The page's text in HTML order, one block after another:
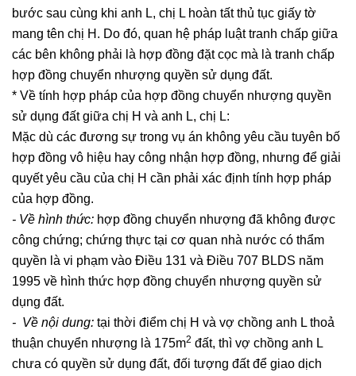
bước sau cùng khi anh L, chị L hoàn tất thủ tục giấy tờ
mang tên chị H. Do đó, quan hệ pháp luật tranh chấp giữa
các bên không phải là hợp đồng đặt cọc mà là tranh chấp
hợp đồng chuyển nhượng quyền sử dụng đất.
* Về tính hợp pháp của hợp đồng chuyển nhượng quyền
sử dụng đất giữa chị H và anh L, chị L:
Mặc dù các đương sự trong vụ án không yêu cầu tuyên bố
hợp đồng vô hiệu hay công nhận hợp đồng, nhưng để giải
quyết yêu cầu của chị H cần phải xác định tính hợp pháp
của hợp đồng.
- Về hình thức: hợp đồng chuyển nhượng đã không được
công chứng; chứng thực tại cơ quan nhà nước có thẩm
quyền là vi phạm vào Điều 131 và Điều 707 BLDS năm
1995 về hình thức hợp đồng chuyển nhượng quyền sử
dụng đất.
- Về nội dung: tại thời điểm chị H và vợ chồng anh L thoả
thuận chuyển nhượng là 175m2 đất, thì vợ chồng anh L
chưa có quyền sử dụng đất, đối tượng đất để giao dịch